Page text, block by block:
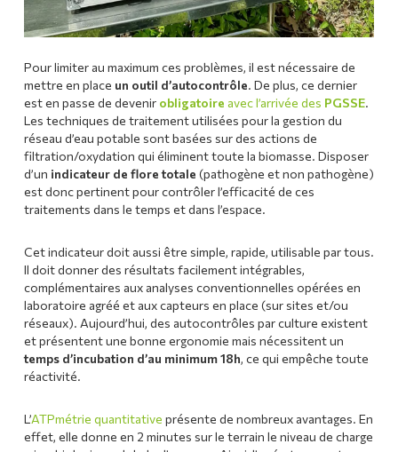
Pour limiter au maximum ces problèmes, il est nécessaire de
mettre en place un outil d’autocontrôle. De plus, ce dernier
est en passe de devenir obligatoire avec l’arrivée des PGSSE.
Les techniques de traitement utilisées pour la gestion du
réseau d’eau potable sont basées sur des actions de
filtration/oxydation qui éliminent toute la biomasse. Disposer
d’un indicateur de flore totale (pathogène et non pathogène)
est donc pertinent pour contrôler l’efficacité de ces
traitements dans le temps et dans l’espace.
Cet indicateur doit aussi être simple, rapide, utilisable par tous.
Il doit donner des résultats facilement intégrables,
complémentaires aux analyses conventionnelles opérées en
laboratoire agréé et aux capteurs en place (sur sites et/ou
réseaux). Aujourd’hui, des autocontrôles par culture existent
et présentent une bonne ergonomie mais nécessitent un
temps d’incubation d’au minimum 18h, ce qui empêche toute
réactivité.
L’ATPmétrie quantitative présente de nombreux avantages. En
effet, elle donne en 2 minutes sur le terrain le niveau de charge